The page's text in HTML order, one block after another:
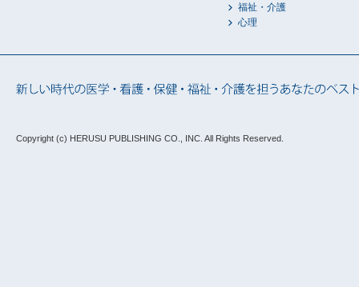
福祉・介護
心理
Copyright (c) HERUSU PUBLISHING CO., INC. All Rights Reserved.